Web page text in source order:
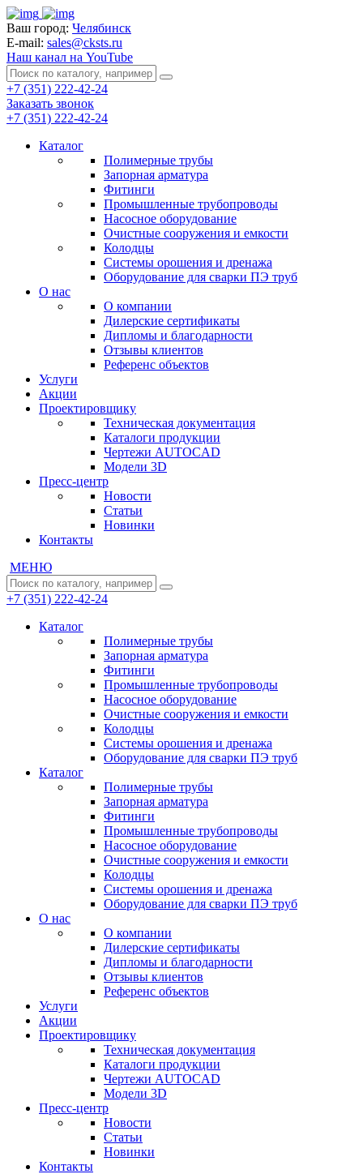
Ваш город: Челябинск
E-mail: sales@cksts.ru
Наш канал на YouTube
+7 (351) 222-42-24
Заказать звонок
+7 (351) 222-42-24
Каталог
Полимерные трубы
Запорная арматура
Фитинги
Промышленные трубопроводы
Насосное оборудование
Очистные сооружения и емкости
Колодцы
Системы орошения и дренажа
Оборудование для сварки ПЭ труб
О нас
О компании
Дилерские сертификаты
Дипломы и благодарности
Отзывы клиентов
Референс объектов
Услуги
Акции
Проектировщику
Техническая документация
Каталоги продукции
Чертежи AUTOCAD
Модели 3D
Пресс-центр
Новости
Статьи
Новинки
Контакты
МЕНЮ
+7 (351) 222-42-24
Каталог
Полимерные трубы
Запорная арматура
Фитинги
Промышленные трубопроводы
Насосное оборудование
Очистные сооружения и емкости
Колодцы
Системы орошения и дренажа
Оборудование для сварки ПЭ труб
Каталог
Полимерные трубы
Запорная арматура
Фитинги
Промышленные трубопроводы
Насосное оборудование
Очистные сооружения и емкости
Колодцы
Системы орошения и дренажа
Оборудование для сварки ПЭ труб
О нас
О компании
Дилерские сертификаты
Дипломы и благодарности
Отзывы клиентов
Референс объектов
Услуги
Акции
Проектировщику
Техническая документация
Каталоги продукции
Чертежи AUTOCAD
Модели 3D
Пресс-центр
Новости
Статьи
Новинки
Контакты